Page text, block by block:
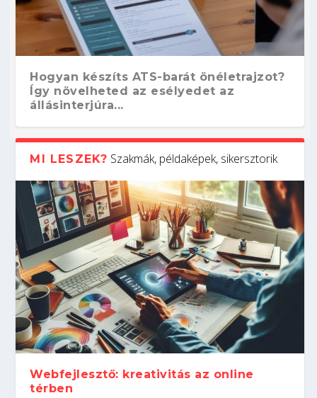
Hogyan készíts ATS-barát önéletrajzot?
Így növelheted az esélyedet az
állásinterjúra...
Kitalálod, mire használják ezeket a
gépeket?
Nem sikerült az egyetemi felvételi?
Tanulj szakmát!
Szoftverfejlesztő: verseny kódban –
amikor néhány sor program dönti el a
világversenyt...
Digitális detox – hogyan kapcsolódj ki
telefon nélkül?
MI LESZEK? Szakmák, példaképek, sikersztorik
Webfejlesztő: kreativitás az online
térben